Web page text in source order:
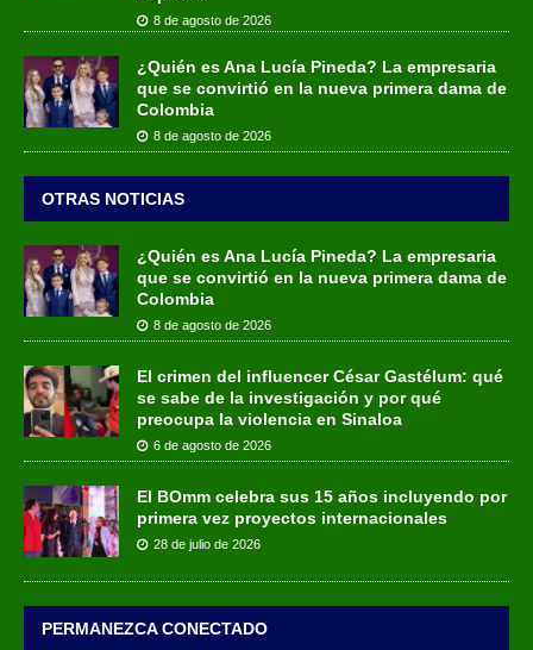
8 de agosto de 2026
¿Quién es Ana Lucía Pineda? La empresaria
que se convirtió en la nueva primera dama de
Colombia
8 de agosto de 2026
OTRAS NOTICIAS
¿Quién es Ana Lucía Pineda? La empresaria
que se convirtió en la nueva primera dama de
Colombia
8 de agosto de 2026
El crimen del influencer César Gastélum: qué
se sabe de la investigación y por qué
preocupa la violencia en Sinaloa
6 de agosto de 2026
El BOmm celebra sus 15 años incluyendo por
primera vez proyectos internacionales
28 de julio de 2026
PERMANEZCA CONECTADO